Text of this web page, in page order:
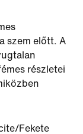
szem előtt. A
részletei
Fekete